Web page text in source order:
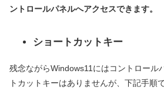
ントロールパネルへアクセスできます。
ショートカットキー
残念ながらWindows11にはコントロール
トカットキーはありませんが、下記手順